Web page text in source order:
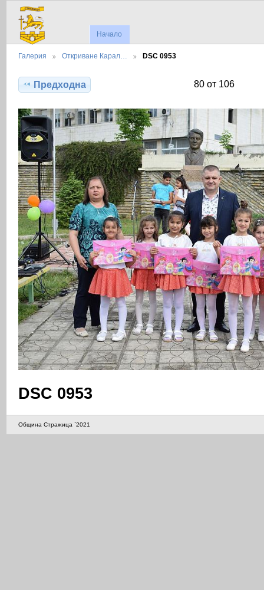
Начало
Галерия Откриване Карал… DSC 0953
Предходна 80 от 106
DSC 0953
Община Стражица `2021